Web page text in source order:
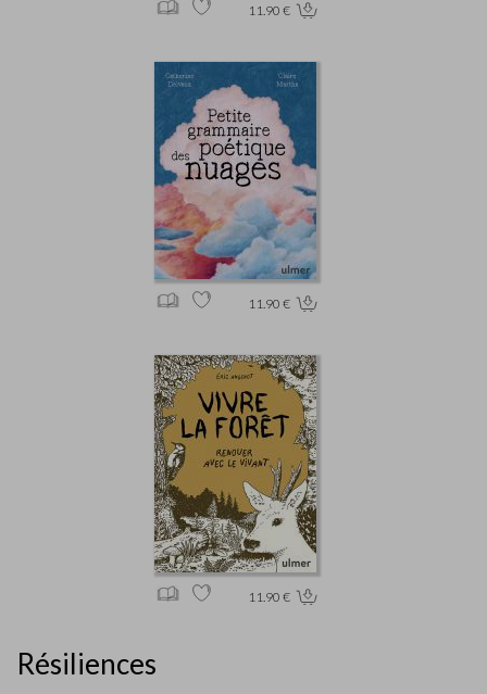
11.90 €
11.90 €
11.90 €
Résiliences